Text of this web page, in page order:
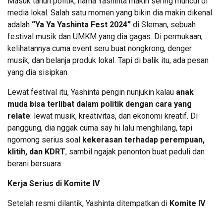
media lokal. Salah satu momen yang bikin dia makin dikenal
adalah “Ya Ya Yashinta Fest 2024” di Sleman, sebuah
festival musik dan UMKM yang dia gagas. Di permukaan,
kelihatannya cuma event seru buat nongkrong, denger
musik, dan belanja produk lokal. Tapi di balik itu, ada pesan
yang dia sisipkan.
Lewat festival itu, Yashinta pengin nunjukin kalau anak
muda bisa terlibat dalam politik dengan cara yang
relate: lewat musik, kreativitas, dan ekonomi kreatif. Di
panggung, dia nggak cuma say hi lalu menghilang, tapi
ngomong serius soal kekerasan terhadap perempuan,
klitih, dan KDRT, sambil ngajak penonton buat peduli dan
berani bersuara.
Kerja Serius di Komite IV
Setelah resmi dilantik, Yashinta ditempatkan di Komite IV